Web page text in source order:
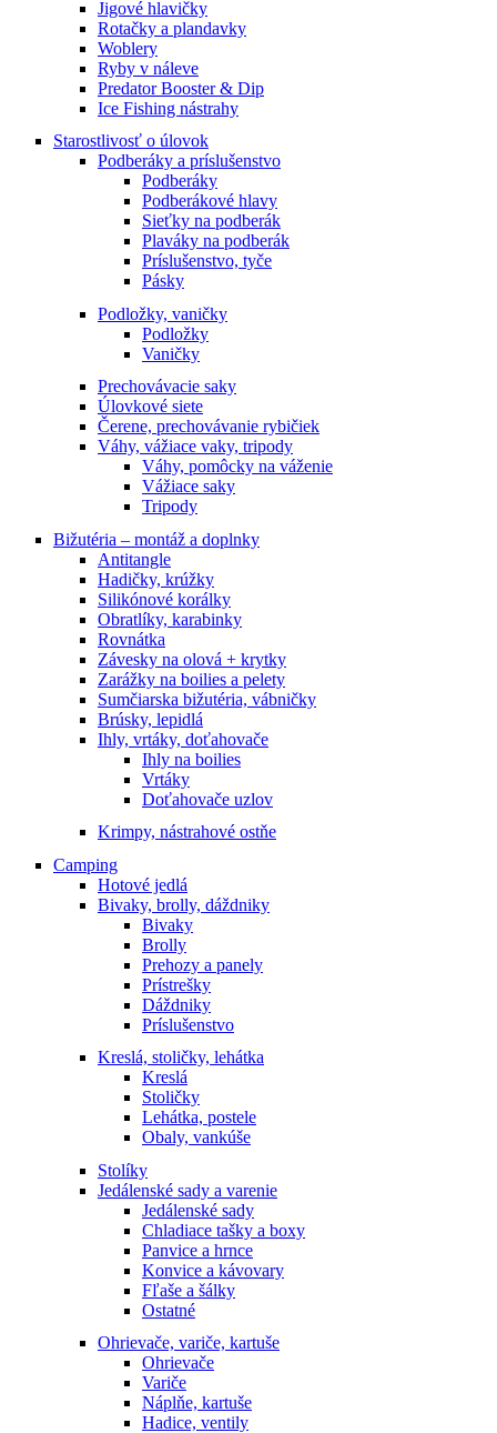
Jigové hlavičky
Rotačky a plandavky
Woblery
Ryby v náleve
Predator Booster & Dip
Ice Fishing nástrahy
Starostlivosť o úlovok
Podberáky a príslušenstvo
Podberáky
Podberákové hlavy
Sieťky na podberák
Plaváky na podberák
Príslušenstvo, tyče
Pásky
Podložky, vaničky
Podložky
Vaničky
Prechovávacie saky
Úlovkové siete
Čerene, prechovávanie rybičiek
Váhy, vážiace vaky, tripody
Váhy, pomôcky na váženie
Vážiace saky
Tripody
Bižutéria – montáž a doplnky
Antitangle
Hadičky, krúžky
Silikónové korálky
Obratlíky, karabinky
Rovnátka
Závesky na olová + krytky
Zarážky na boilies a pelety
Sumčiarska bižutéria, vábničky
Brúsky, lepidlá
Ihly, vrtáky, doťahovače
Ihly na boilies
Vrtáky
Doťahovače uzlov
Krimpy, nástrahové ostňe
Camping
Hotové jedlá
Bivaky, brolly, dáždniky
Bivaky
Brolly
Prehozy a panely
Prístrešky
Dáždniky
Príslušenstvo
Kreslá, stoličky, lehátka
Kreslá
Stoličky
Lehátka, postele
Obaly, vankúše
Stolíky
Jedálenské sady a varenie
Jedálenské sady
Chladiace tašky a boxy
Panvice a hrnce
Konvice a kávovary
Fľaše a šálky
Ostatné
Ohrievače, variče, kartuše
Ohrievače
Variče
Náplňe, kartuše
Hadice, ventily